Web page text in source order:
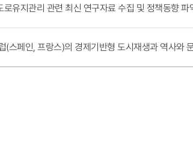
로유지관리 관련 최신 연구자료 수집 및 정책동향
(스페인, 프랑스)의 경제기반형 도시재생과 역사와